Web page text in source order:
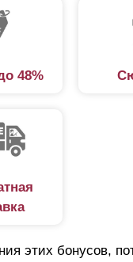
48%
этих бонусов,